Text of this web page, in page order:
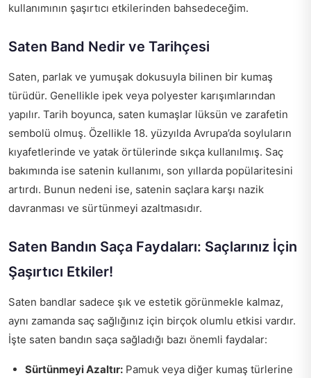
kullanımının şaşırtıcı etkilerinden bahsedeceğim.
Saten Band Nedir ve Tarihçesi
Saten, parlak ve yumuşak dokusuyla bilinen bir kumaş
türüdür. Genellikle ipek veya polyester karışımlarından
yapılır. Tarih boyunca, saten kumaşlar lüksün ve zarafetin
sembolü olmuş. Özellikle 18. yüzyılda Avrupa’da soyluların
kıyafetlerinde ve yatak örtülerinde sıkça kullanılmış. Saç
bakımında ise satenin kullanımı, son yıllarda popülaritesini
artırdı. Bunun nedeni ise, satenin saçlara karşı nazik
davranması ve sürtünmeyi azaltmasıdır.
Saten Bandın Saça Faydaları: Saçlarınız İçin
Şaşırtıcı Etkiler!
Saten bandlar sadece şık ve estetik görünmekle kalmaz,
aynı zamanda saç sağlığınız için birçok olumlu etkisi vardır.
İşte saten bandın saça sağladığı bazı önemli faydalar:
Sürtünmeyi Azaltır: Pamuk veya diğer kumaş türlerine